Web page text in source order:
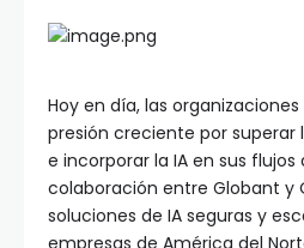
Hoy en día, las
presión creciente por
e incorporar la IA en sus flujos
colaboración entre Globant y
soluciones de IA seguras y